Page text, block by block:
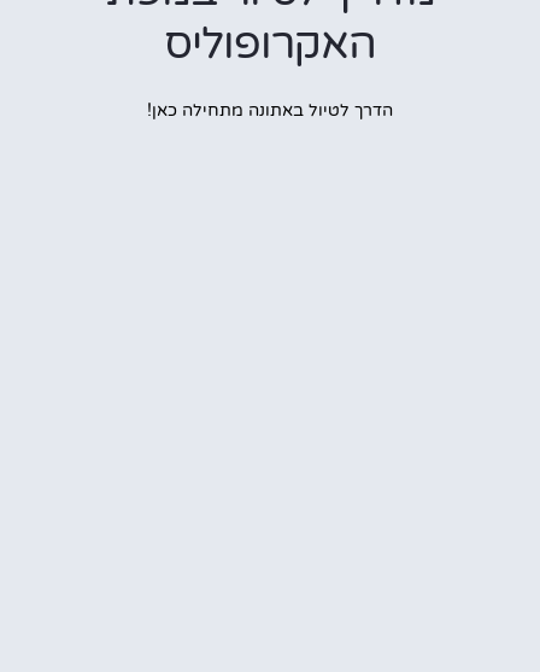
האקרופוליס
הדרך לטיול באתונה מתחילה כאן!